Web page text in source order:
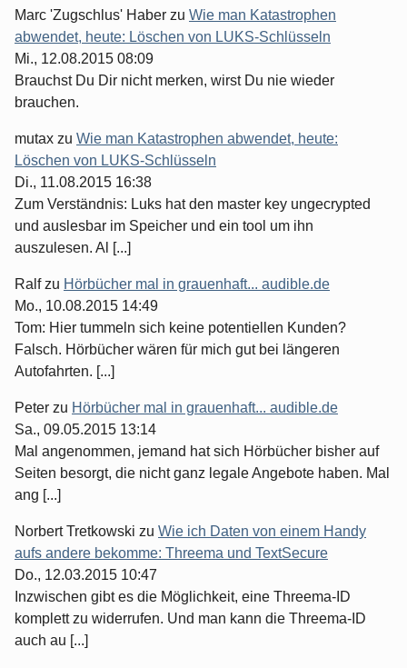
Marc 'Zugschlus' Haber zu Wie man Katastrophen
abwendet, heute: Löschen von LUKS-Schlüsseln
Mi., 12.08.2015 08:09
Brauchst Du Dir nicht merken, wirst Du nie wieder
brauchen.
mutax zu Wie man Katastrophen abwendet, heute:
Löschen von LUKS-Schlüsseln
Di., 11.08.2015 16:38
Zum Verständnis: Luks hat den master key ungecrypted
und auslesbar im Speicher und ein tool um ihn
auszulesen. Al [...]
Ralfzu Hörbücher mal in grauenhaft... audible.de
Mo., 10.08.2015 14:49
Tom: Hier tummeln sich keine potentiellen Kunden?
Falsch. Hörbücher wären für mich gut bei längeren
Autofahrten. [...]
Peter zu Hörbücher mal in grauenhaft... audible.de
Sa., 09.05.2015 13:14
Mal angenommen, jemand hat sich Hörbücher bisher auf
Seiten besorgt, die nicht ganz legale Angebote haben. Mal
ang [...]
Norbert Tretkowski zu Wie ich Daten von einem Handy
aufs andere bekomme: Threema und TextSecure
Do., 12.03.2015 10:47
Inzwischen gibt es die Möglichkeit, eine Threema-ID
komplett zu widerrufen. Und man kann die Threema-ID
auch au [...]